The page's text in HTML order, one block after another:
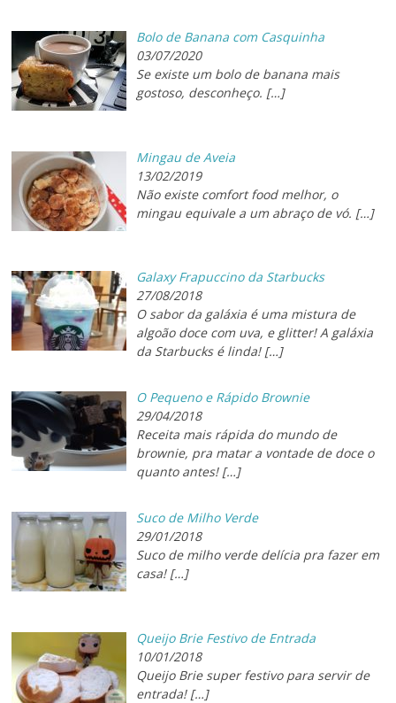
Bolo de Banana com Casquinha
03/07/2020
Se existe um bolo de banana mais
gostoso, desconheço. […]
Mingau de Aveia
13/02/2019
Não existe comfort food melhor, o
mingau equivale a um abraço de vó. […]
Galaxy Frapuccino da Starbucks
27/08/2018
O sabor da galáxia é uma mistura de
algoão doce com uva, e glitter! A galáxia
da Starbucks é linda![…]
O Pequeno e Rápido Brownie
29/04/2018
Receita mais rápida do mundo de
brownie, pra matar a vontade de doce o
quanto antes![…]
Suco de Milho Verde
29/01/2018
Suco de milho verde delícia pra fazer em
casa![…]
Queijo Brie Festivo de Entrada
10/01/2018
Queijo Brie super festivo para servir de
entrada![…]